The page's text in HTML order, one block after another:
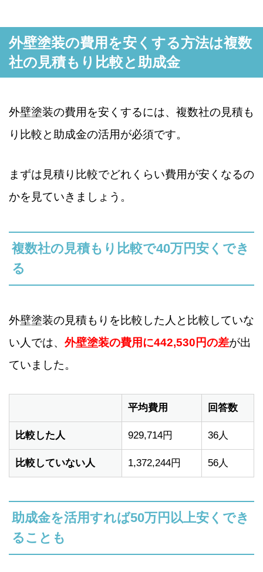
外壁塗装の費用を安くする方法は複数
社の見積もり比較と助成金
外壁塗装の費用を安くするには、複数社の見積も
り比較と助成金の活用が必須です。
まずは見積り比較でどれくらい費用が安くなるの
かを見ていきましょう。
複数社の見積もり比較で40万円安くでき
る
外壁塗装の見積もりを比較した人と比較していな
い人では、 外壁塗装の費用に442,530円の差が出
ていました。
平均費用 回答数
比較した人 929,714円 36人
比較していない人 1,372,244円 56人
助成金を活用すれば50万円以上安くでき
ることも